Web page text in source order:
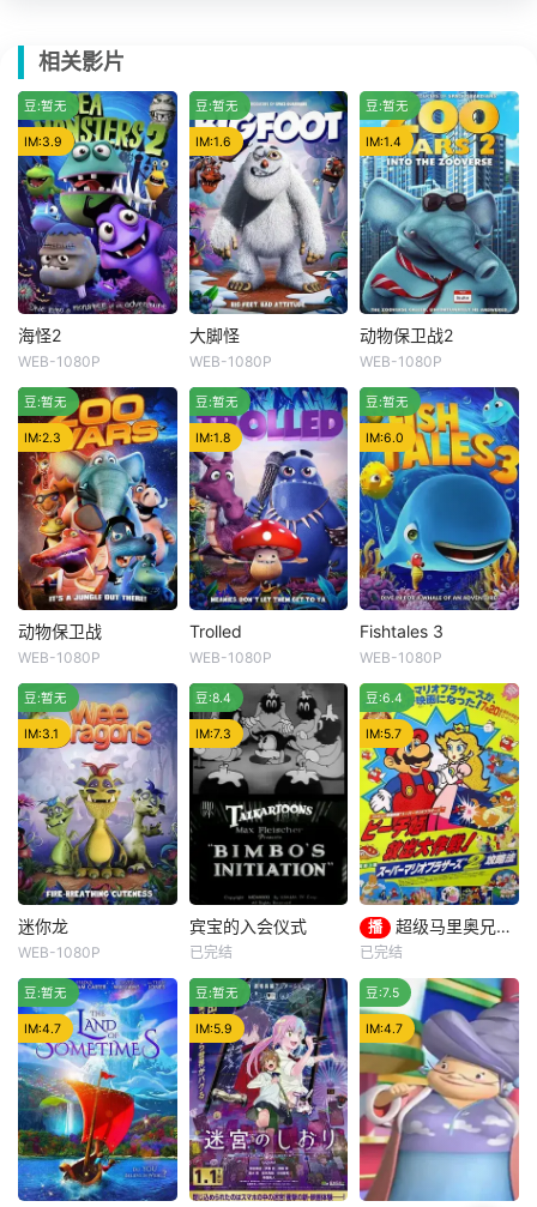
相关影片
冷门
豆:暂无
IM:3.9
海怪2
On a adventu
re that goes terribl
y wrong that caus
es the fish to chan
ge their priorities t
hat cause
海怪2
WEB-1080P
豆:暂无
IM:1.6
大脚怪
Kj Schrock
Martin Singer
北極最惡名昭
彰的大腳怪獸召喚
邪惡力量把聖誕老
公公趕走了！聖誕
老公公被放逐到一
個從來沒有人能逃
出的國度裡，眼看
聖誕節即將到來，
小朋友們的聖誕禮
一切的希望都寄託
在一個小男孩芬恩
和他的龍
大脚怪
WEB-1080P
豆:暂无
IM:1.4
动物保卫战2
Bobbi Maxwell
Maria Petrano
在Nice Side和
Mice Side之间休
战之后，Zooverse
已经进入了一个和
平的时代。邪恶的
老鼠Boo Boo Squ
eal决心违反该和平
条约，并不惜一切
代价重启战争。 Ni
动物保卫战2
WEB-1080P
冷门
豆:暂无
IM:2.3
动物保卫战
小比尔·奥伯斯特
Kj Schrock
动物保卫战
WEB-1080P
豆:暂无
IM:1.8
Trolled
Tina Shuster
Sarah Taylor
A troll named
Leaf and his sidek
ick, Bellyrumble, s
et out on an epic l
eshikan.com journ
ey to save
Trolled
WEB-1080P
豆:暂无
IM:6.0
Fishtales 3
Kj Schrock
Fifi and Lily ar
e back for more fu
n and another am
azing underwater
adventure in fisht
ale reef. Joi
Fishtales 3
WEB-1080P
冷门
豆:暂无
IM:3.1
迷你龙
Graham Sanderson
Kj Schrock
The peaceful
Kingdom of the W
ee Dragons is plu
nged into turmoil,
when villainous Bl
ister teams wit
迷你龙
WEB-1080P
独
豆:8.4
IM:7.3
宾宝的入会仪式
宾宝的入会仪式
宾宝的入会仪式
已完结
豆:6.4
IM:5.7
超级马里奥兄弟：拯救碧琪公主大作战
山濑真巳
超级马里奥兄弟：
拯救碧琪公主大作
战
播 超级马里奥兄弟：拯救碧琪公主大作战
已完结
冷门
豆:暂无
IM:4.7
豆:暂无
IM:5.9
豆:7.5
IM:4.7